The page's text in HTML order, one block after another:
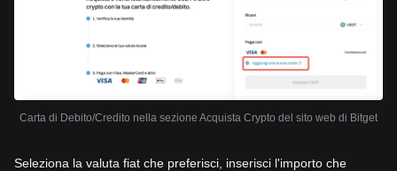
Carta di Debito/Credito nella sezione Acquista Crypto del sito web di Bitget
Seleziona la valuta fiat che preferisci, inserisci l'importo che